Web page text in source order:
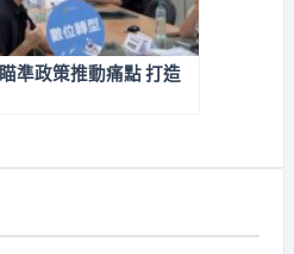
準政策推動痛點 打造